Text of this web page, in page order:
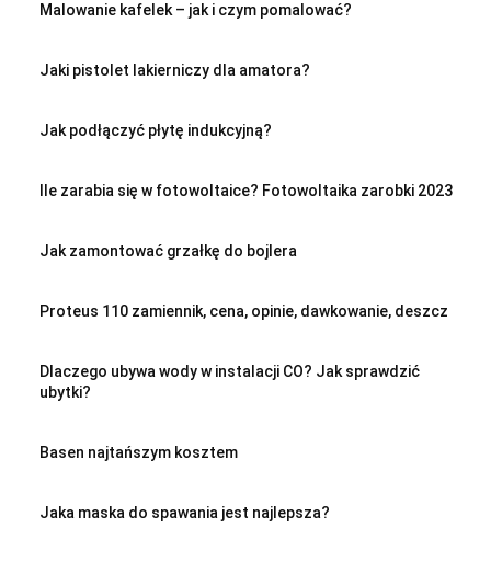
Malowanie kafelek – jak i czym pomalować?
Jaki pistolet lakierniczy dla amatora?
Jak podłączyć płytę indukcyjną?
Ile zarabia się w fotowoltaice? Fotowoltaika zarobki 2023
Jak zamontować grzałkę do bojlera
Proteus 110 zamiennik, cena, opinie, dawkowanie, deszcz
Dlaczego ubywa wody w instalacji CO? Jak sprawdzić
ubytki?
Basen najtańszym kosztem
Jaka maska do spawania jest najlepsza?